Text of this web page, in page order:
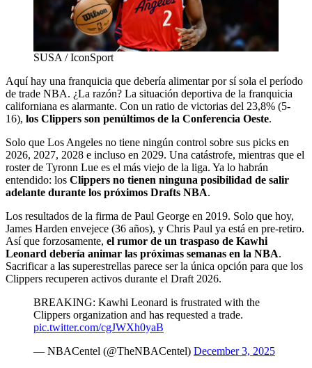
SUSA / IconSport
Aquí hay una franquicia que debería alimentar por sí sola el período
de trade NBA. ¿La razón? La situación deportiva de la franquicia
californiana es alarmante. Con un ratio de victorias del 23,8% (5-
16), los Clippers son penúltimos de la Conferencia Oeste.
Solo que Los Angeles no tiene ningún control sobre sus picks en
2026, 2027, 2028 e incluso en 2029. Una catástrofe, mientras que el
roster de Tyronn Lue es el más viejo de la liga. Ya lo habrán
entendido: los Clippers no tienen ninguna posibilidad de salir
adelante durante los próximos Drafts NBA.
Los resultados de la firma de Paul George en 2019. Solo que hoy,
James Harden envejece (36 años), y Chris Paul ya está en pre-retiro.
Así que forzosamente, el rumor de un traspaso de Kawhi
Leonard debería animar las próximas semanas en la NBA.
Sacrificar a las superestrellas parece ser la única opción para que los
Clippers recuperen activos durante el Draft 2026.
BREAKING: Kawhi Leonard is frustrated with the
Clippers organization and has requested a trade.
pic.twitter.com/cgJWXh0yaB
— NBACentel (@TheNBACentel) December 3, 2025